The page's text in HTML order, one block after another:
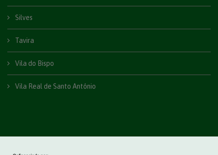
Silves
Tavira
Vila do Bispo
Vila Real de Santo António